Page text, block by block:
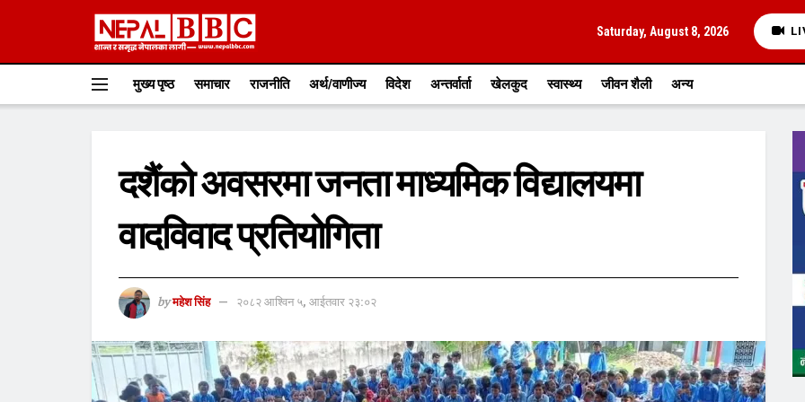
Saturday, August 8, 2026
मुख्य पृष्ठ समाचार राजनीति अर्थ/वाणीज्य विदेश अन्तर्वार्ता खेलकुद स्वास्थ्य जीवन शैली अन्य
दशैंको अवसरमा जनता माध्यमिक विद्यालयमा
वादविवाद प्रतियोगिता
by महेश सिंह २०८२ आश्विन ५, आईतवार २३:०२